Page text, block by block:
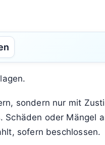
sondern nur mit
oder Mängel
sofern beschlossen.